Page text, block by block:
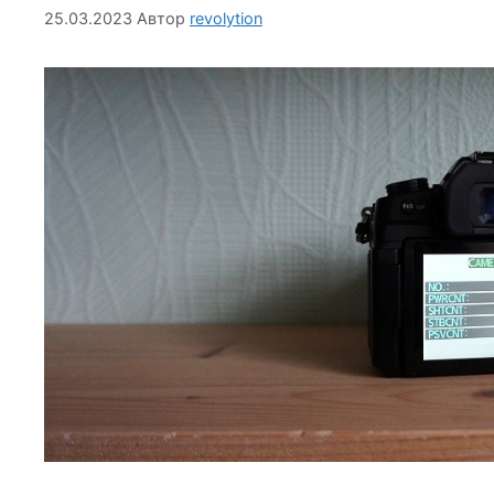
25.03.2023 Автор revolytion